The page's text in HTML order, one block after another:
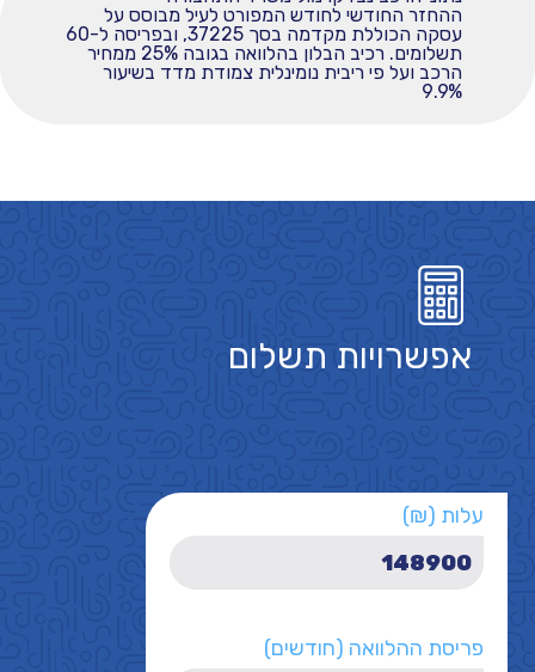
ההחזר החודשי לחודש המפורט לעיל מבוסס על
עסקה הכוללת מקדמה בסך 37225, ובפריסה ל-60
תשלומים. רכיב הבלון בהלוואה בגובה 25% ממחיר
הרכב ועל פי ריבית נומינלית צמודת מדד בשיעור
9.9%
אפשרויות תשלום
עלות (₪)
פריסת ההלוואה (חודשים)